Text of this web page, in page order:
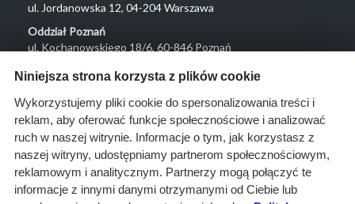
ul. Jordanowska 12, 04-204 Warszawa
Oddział Poznań
ul. Kochanowskiego 18/6, 60-846 Poznań
Menu
O nas
Rozwiązania
Monitoring
przetargów
Raporty
Niniejsza strona korzysta z plików cookie
Wykorzystujemy pliki cookie do spersonalizowania treści i
reklam, aby oferować funkcje społecznościowe i analizować
ruch w naszej witrynie. Informacje o tym, jak korzystasz z
naszej witryny, udostępniamy partnerom społecznościowym,
reklamowym i analitycznym. Partnerzy mogą połączyć te
informacje z innymi danymi otrzymanymi od Ciebie lub